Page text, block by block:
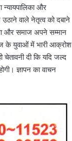
न्यायपालिका और
वाले नेतृत्व को दबाने
और समाज अपने सम्मान
के युवाओं में भारी आक्रोश
दी कि यदि जल्द
ज्ञापन का वाचन